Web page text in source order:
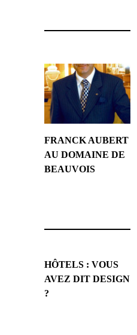
FRANCK AUBERT
AU DOMAINE DE
BEAUVOIS
HÔTELS : VOUS
AVEZ DIT DESIGN
?